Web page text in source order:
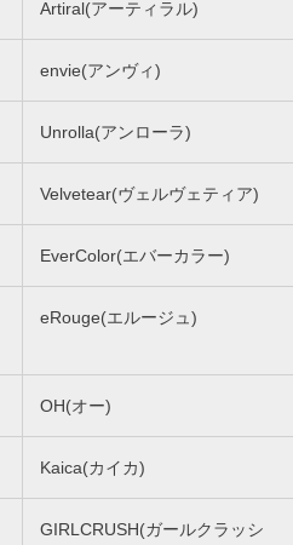
Artiral(アーティラル)
envie(アンヴィ)
Unrolla(アンローラ)
Velvetear(ヴェルヴェティア)
EverColor(エバーカラー)
eRouge(エルージュ)
OH(オー)
Kaica(カイカ)
GIRLCRUSH(ガールクラッシ